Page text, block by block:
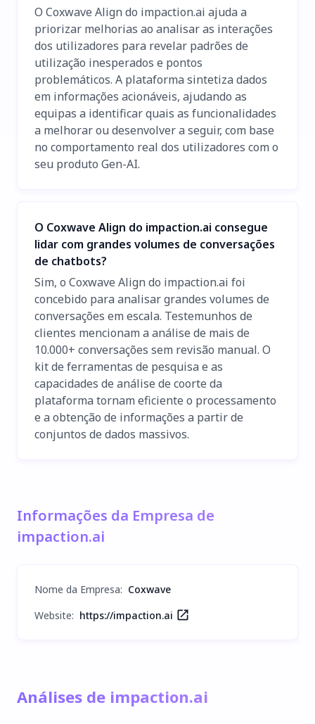
O Coxwave Align do impaction.ai ajuda a
priorizar melhorias ao analisar as interações
dos utilizadores para revelar padrões de
utilização inesperados e pontos
problemáticos. A plataforma sintetiza dados
em informações acionáveis, ajudando as
equipas a identificar quais as funcionalidades
a melhorar ou desenvolver a seguir, com base
no comportamento real dos utilizadores com o
seu produto Gen-AI.
O Coxwave Align do impaction.ai consegue
lidar com grandes volumes de conversações
de chatbots?
Sim, o Coxwave Align do impaction.ai foi
concebido para analisar grandes volumes de
conversações em escala. Testemunhos de
clientes mencionam a análise de mais de
10.000+ conversações sem revisão manual. O
kit de ferramentas de pesquisa e as
capacidades de análise de coorte da
plataforma tornam eficiente o processamento
e a obtenção de informações a partir de
conjuntos de dados massivos.
Informações da Empresa de
impaction.ai
Nome da Empresa: Coxwave
Website: https://impaction.ai
Análises de impaction.ai